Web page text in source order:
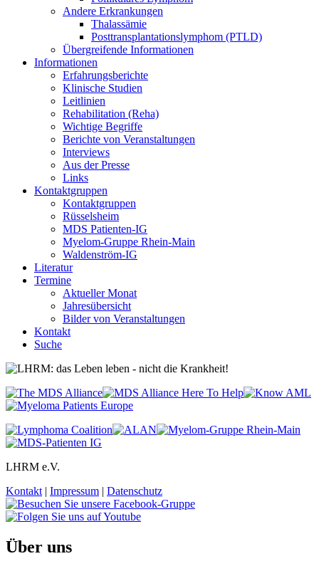
Andere Erkrankungen
Thalassämie
Posttransplantationslymphom (PTLD)
Übergreifende Informationen
Informationen
Erfahrungsberichte
Klinische Studien
Leitlinien
Rehabilitation (Reha)
Wichtige Begriffe
Berichte von Veranstaltungen
Interviews
Aus der Presse
Links
Kontaktgruppen
Kontaktgruppen
Rüsselsheim
MDS Patienten-IG
Myelom-Gruppe Rhein-Main
Waldenström-IG
Literatur
Termine
Aktueller Monat
Jahresübersicht
Bilder von Veranstaltungen
Kontakt
Suche
LHRM e.V.
Kontakt | Impressum | Datenschutz
Über uns